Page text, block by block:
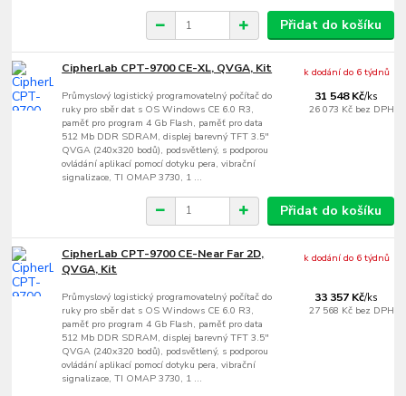
Přidat do košíku
CipherLab CPT-9700 CE-XL, QVGA, Kit
Průmyslový logistický programovatelný počítač do
ruky pro sběr dat s OS Windows CE 6.0 R3,
paměť pro program 4 Gb Flash, paměť pro data
512 Mb DDR SDRAM, displej barevný TFT 3.5"
QVGA (240x320 bodů), podsvětlený, s podporou
ovládání aplikací pomocí dotyku pera, vibrační
signalizace, TI OMAP 3730, 1 ...
31 548 Kč/ks
26 073 Kč bez DPH
k dodání do 6 týdnů
Přidat do košíku
CipherLab CPT-9700 CE-Near Far 2D,
QVGA, Kit
Průmyslový logistický programovatelný počítač do
ruky pro sběr dat s OS Windows CE 6.0 R3,
paměť pro program 4 Gb Flash, paměť pro data
512 Mb DDR SDRAM, displej barevný TFT 3.5"
QVGA (240x320 bodů), podsvětlený, s podporou
ovládání aplikací pomocí dotyku pera, vibrační
signalizace, TI OMAP 3730, 1 ...
33 357 Kč/ks
27 568 Kč bez DPH
k dodání do 6 týdnů